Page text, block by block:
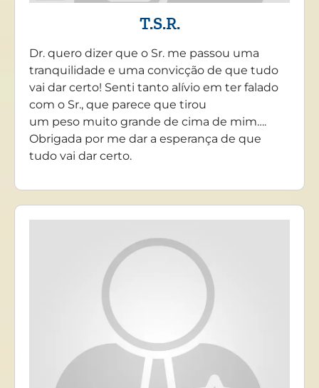
T.S.R.
Dr. quero dizer que o Sr. me passou uma
tranquilidade e uma convicção de que tudo
vai dar certo! Senti tanto alívio em ter falado
com o Sr., que parece que tirou
um peso muito grande de cima de mim….
Obrigada por me dar a esperança de que
tudo vai dar certo.